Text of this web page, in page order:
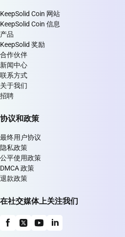
KeepSolid Coin 网站
KeepSolid Coin 信息
产品
KeepSolid 奖励
合作伙伴
新闻中心
联系方式
关于我们
招聘
协议和政策
最终用户协议
隐私政策
公平使用政策
DMCA 政策
退款政策
在社交媒体上关注我们